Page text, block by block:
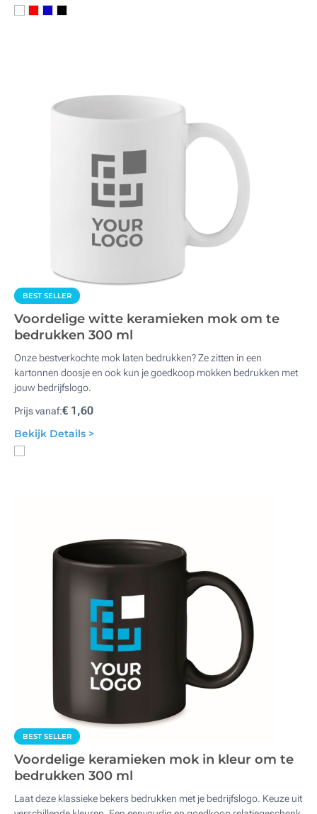
BEST SELLER
Voordelige witte keramieken mok om te
bedrukken 300 ml
Onze bestverkochte mok laten bedrukken? Ze zitten in een
kartonnen doosje en ook kun je goedkoop mokken bedrukken met
jouw bedrijfslogo.
Prijs vanaf:€ 1,60
Bekijk Details >
BEST SELLER
Voordelige keramieken mok in kleur om te
bedrukken 300 ml
Laat deze klassieke bekers bedrukken met je bedrijfslogo. Keuze uit